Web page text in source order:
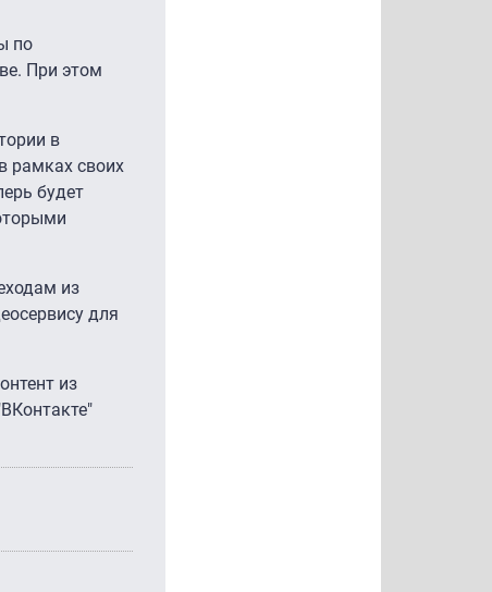
по
При этом
в
рамках своих
будет
из
для
из